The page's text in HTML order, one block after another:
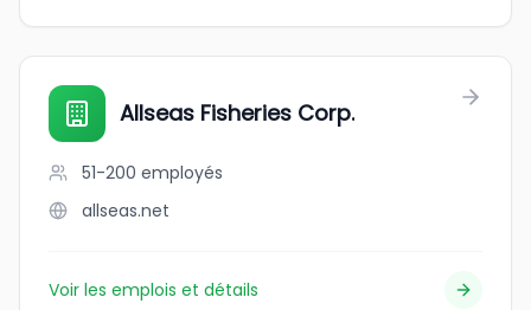
Allseas Fisheries Corp.
51-200 employés
allseas.net
Voir les emplois et détails